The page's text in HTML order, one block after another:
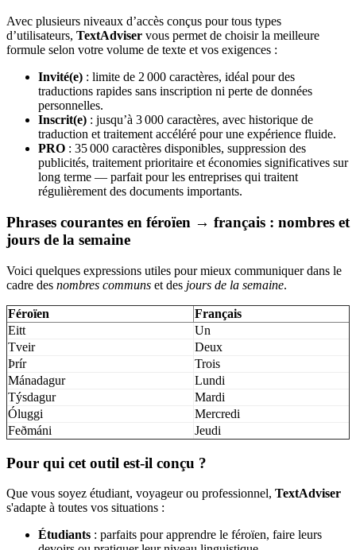
Avec plusieurs niveaux d’accès conçus pour tous types
d’utilisateurs, TextAdviser vous permet de choisir la meilleure
formule selon votre volume de texte et vos exigences :
Invité(e) : limite de 2 000 caractères, idéal pour des
traductions rapides sans inscription ni perte de données
personnelles.
Inscrit(e) : jusqu’à 3 000 caractères, avec historique de
traduction et traitement accéléré pour une expérience fluide.
PRO : 35 000 caractères disponibles, suppression des
publicités, traitement prioritaire et économies significatives sur
long terme — parfait pour les entreprises qui traitent
régulièrement des documents importants.
Phrases courantes en féroïen → français : nombres et
jours de la semaine
Voici quelques expressions utiles pour mieux communiquer dans le
cadre des nombres communs et des jours de la semaine.
Féroïen
Français
Eitt
Un
Tveir
Deux
Þrír
Trois
Mánadagur
Lundi
Týsdagur
Mardi
Óluggi
Mercredi
Feðmáni
Jeudi
Pour qui cet outil est-il conçu ?
Que vous soyez étudiant, voyageur ou professionnel, TextAdviser
s'adapte à toutes vos situations :
Étudiants : parfaits pour apprendre le féroïen, faire leurs